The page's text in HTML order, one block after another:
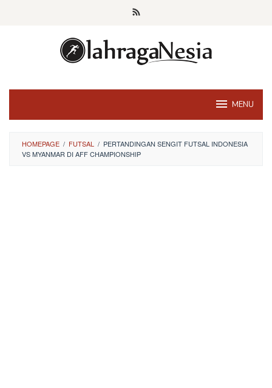
MENU
HOMEPAGE / FUTSAL / PERTANDINGAN SENGIT FUTSAL INDONESIA
VS MYANMAR DI AFF CHAMPIONSHIP